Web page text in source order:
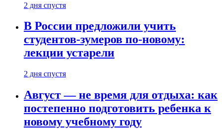
2 дня спустя
В России предложили учить
студентов-зумеров по-новому:
лекции устарели
2 дня спустя
Август — не время для отдыха: как
постепенно подготовить ребенка к
новому учебному году